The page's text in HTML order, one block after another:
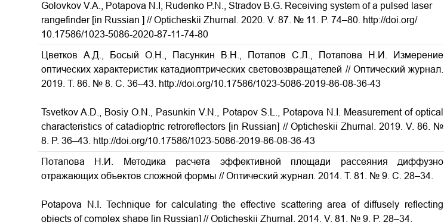
Golovkov V.A., Potapova N.I, Rudenko P.N., Stradov B.G. Receiving system of a pulsed laser
rangefinder [in Russian ] // Opticheskii Zhurnal. 2020. V. 87. № 11. P. 74–80. http://doi.org/
10.17586/1023-5086-2020-87-11-74-80
Цветков А.Д., Босый О.Н., Пасункин В.Н., Потапов С.Л., Потапова Н.И. Измерение
оптических характеристик катадиоптрических световозвращателей // Оптический журнал.
2019. Т. 86. № 8. С. 36–43. http://doi.org/10.17586/1023-5086-2019-86-08-36-43
Tsvetkov A.D., Bosiy O.N., Pasunkin V.N., Potapov S.L., Potapova N.I. Measurement of optical
characteristics of catadioptric retroreflectors [in Russian] // Opticheskii Zhurnal. 2019. V. 86. №
8. P. 36–43. http://doi.org/10.17586/1023-5086-2019-86-08-36-43
Потапова Н.И. Методика расчета эффективной площади рассеяния диффузно
отражающих объектов сложной формы // Оптический журнал. 2014. Т. 81. № 9. С. 28–34.
Potapova N.I.Technique for calculating the effective scattering area of diffusely reflecting
objects of complex shape [in Russian] // Opticheskii Zhurnal. 2014. V. 81. № 9. P. 28–34.